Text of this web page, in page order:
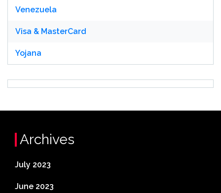
Venezuela
Visa & MasterCard
Yojana
Archives
July 2023
June 2023